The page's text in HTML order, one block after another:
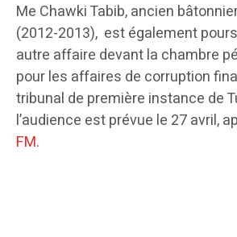
Me Chawki Tabib, ancien
(2012-2013), est également
autre affaire devant la chambre
pour les affaires de corruption
tribunal de première instance de
l’audience est prévue le 27 avril,
FM.